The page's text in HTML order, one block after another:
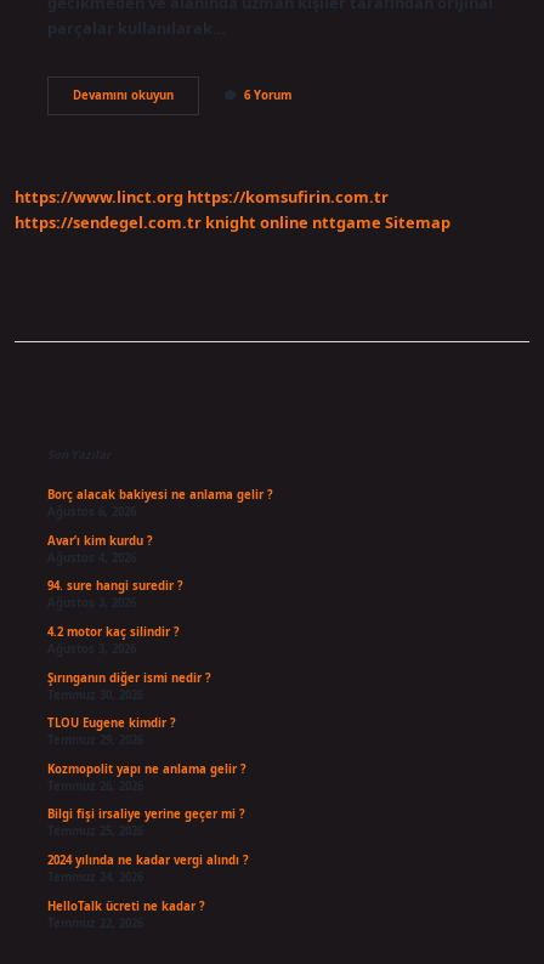
Devamını okuyunBozuk
Buji
6 Yorum
https://www.linct.org https://komsufirin.com.tr
https://sendegel.com.tr knight online nttgame Sitemap
Son Yazılar
Borç alacak bakiyesi ne anlama gelir ?
Ağustos 6, 2026
Avar’ı kim kurdu ?
Ağustos 4, 2026
94. sure hangi suredir ?
Ağustos 3, 2026
4.2 motor kaç silindir ?
Ağustos 3, 2026
Şırınganın diğer ismi nedir ?
TLOU Eugene kimdir ?
Temmuz 29, 2026
Kozmopolit yapı ne anlama gelir ?
Bilgi fişi irsaliye yerine geçer mi ?
Temmuz 25, 2026
2024 yılında ne kadar vergi alındı ?
HelloTalk ücreti ne kadar ?